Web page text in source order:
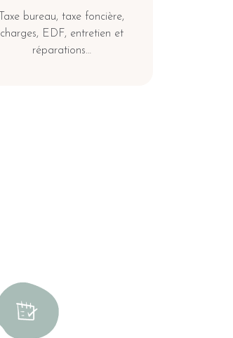
Taxe bureau, taxe foncière,
charges, EDF, entretien et
réparations…